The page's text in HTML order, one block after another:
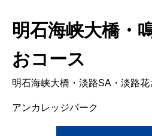
明石海峡大橋・
おコース
明石海峡大橋・淡路SA・淡路
アンカレッジパーク